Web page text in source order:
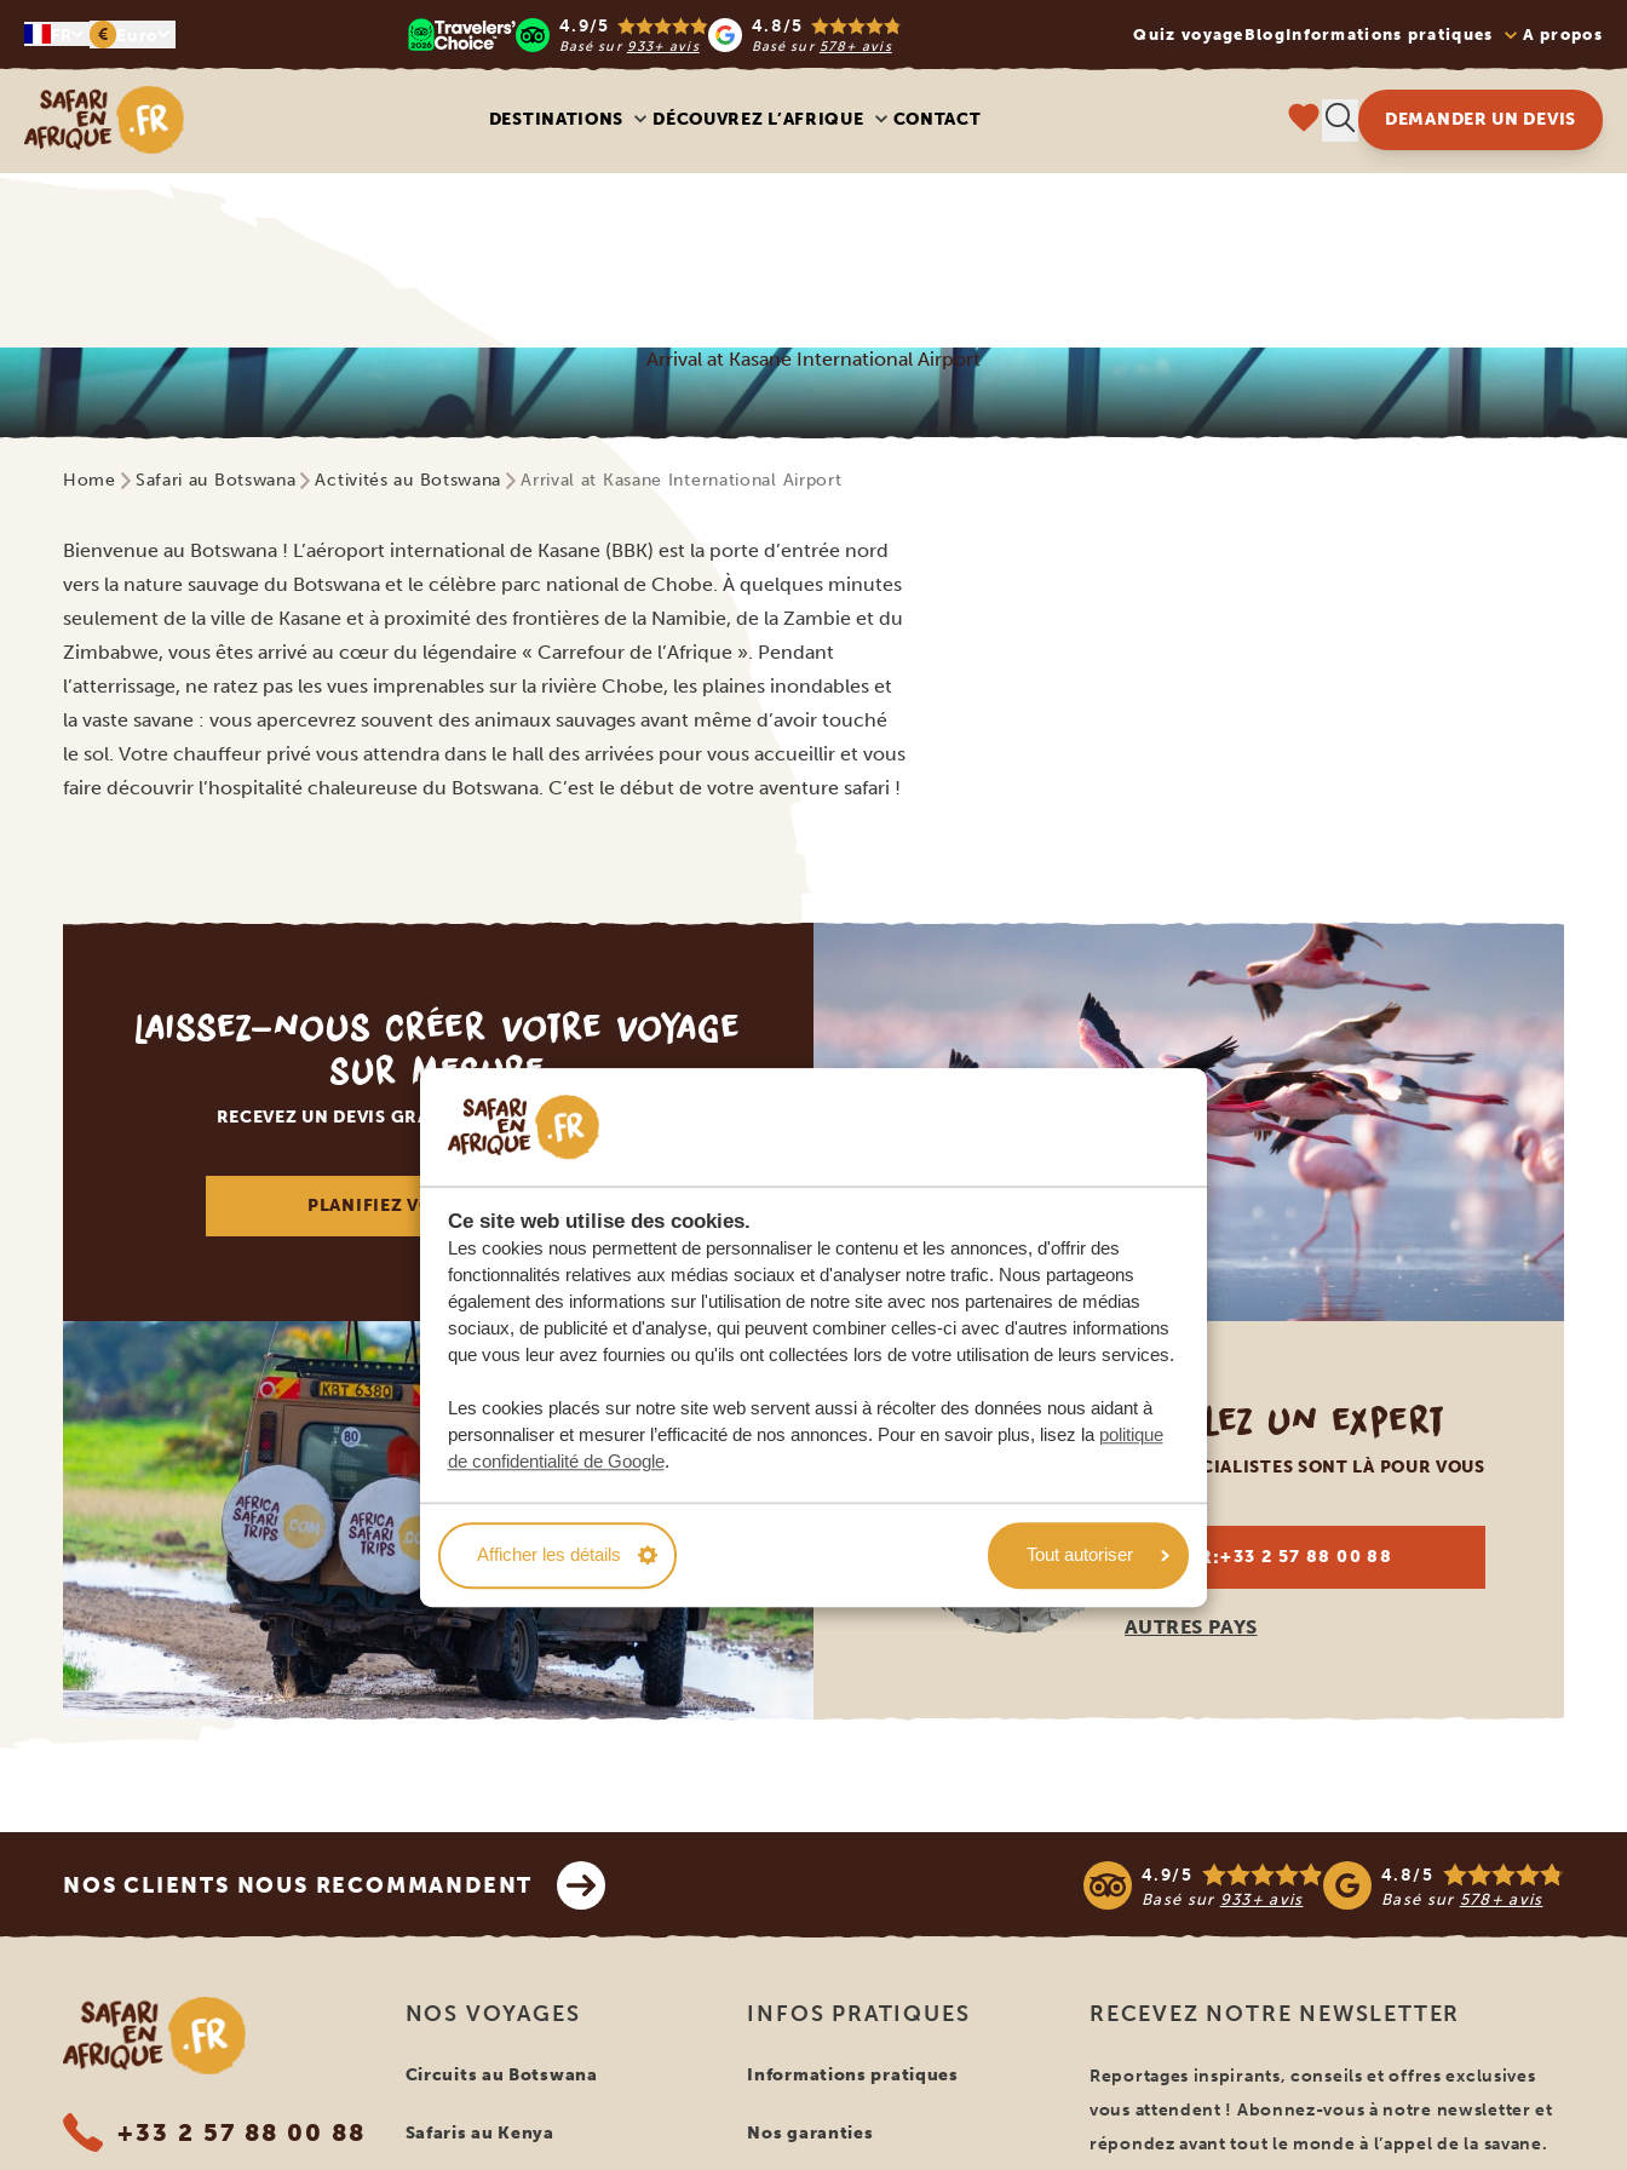
Ce site web utilise des cookies.
Les cookies nous permettent de personnaliser le contenu et les annonces, d'offrir des
fonctionnalités relatives aux médias sociaux et d'analyser notre trafic. Nous partageons
également des informations sur l'utilisation de notre site avec nos partenaires de médias
sociaux, de publicité et d'analyse, qui peuvent combiner celles-ci avec d'autres informations
que vous leur avez fournies ou qu'ils ont collectées lors de votre utilisation de leurs services.
Les cookies placés sur notre site web servent aussi à récolter des données nous aidant à
personnaliser et mesurer l’efficacité de nos annonces. Pour en savoir plus, lisez la politique
de confidentialité de Google.
Afficher les détails Tout autoriser
€ 4.9/5
Basé sur 933+ avis
4.8/5
Basé sur 578+ avis
Quiz voyage BlogInformations pratiques A propos
Safari en Afrique
DESTINATIONS DÉCOUVREZ L’AFRIQUE CONTACT DEMANDER UN DEVIS
Arrival at Kasane International Airport
Home Safari au Botswana Activités au Botswana Arrival at Kasane International Airport
Bienvenue au Botswana ! L’aéroport international de Kasane (BBK) est la porte d’entrée nord
vers la nature sauvage du Botswana et le célèbre parc national de Chobe. À quelques minutes
seulement de la ville de Kasane et à proximité des frontières de la Namibie, de la Zambie et du
Zimbabwe, vous êtes arrivé au cœur du légendaire « Carrefour de l’Afrique ». Pendant
l’atterrissage, ne ratez pas les vues imprenables sur la rivière Chobe, les plaines inondables et
la vaste savane : vous apercevrez souvent des animaux sauvages avant même d’avoir touché
le sol. Votre chauffeur privé vous attendra dans le hall des arrivées pour vous accueillir et vous
faire découvrir l’hospitalité chaleureuse du Botswana. C’est le début de votre aventure safari !
Laissez-nous créer votre voyage
sur mesure
RECEVEZ UN DEVIS GRATUIT, SANS ENGAGEMENT
PLANIFIEZ VOTRE AVENTURE
Appelez un expert
NOS SPÉCIALISTES SONT LÀ POUR VOUS
FR:+33 2 57 88 00 88
AUTRES PAYS
NOS CLIENTS NOUS RECOMMANDENT 4.9/5
Basé sur 933+ avis
4.8/5
Basé sur 578+ avis
Safari en Afrique
+33 2 57 88 00 88
NOS VOYAGES
Circuits au Botswana
Safaris au Kenya
INFOS PRATIQUES
Informations pratiques
Nos garanties
RECEVEZ NOTRE NEWSLETTER
Reportages inspirants, conseils et offres exclusives
vous attendent ! Abonnez-vous à notre newsletter et
répondez avant tout le monde à l’appel de la savane.